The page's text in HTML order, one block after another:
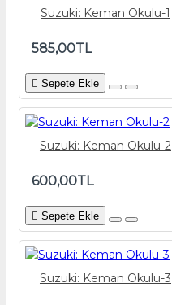
Suzuki: Keman Okulu-1
585,00TL
Sepete Ekle
Suzuki: Keman Okulu-2
600,00TL
Sepete Ekle
Suzuki: Keman Okulu-3